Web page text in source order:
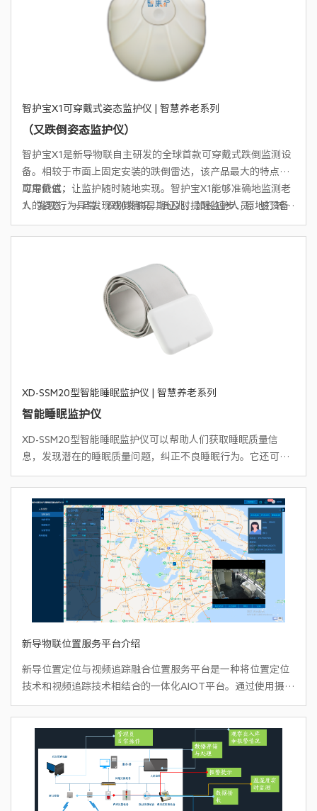
务测评，并结合业务流程，如工单任务执行等情况，给出智能
预警、测评与评价，提高和培养服务人员面向客户的专业能
力。同时，在大量语音数据的基础上，分析长者或客户画像、
积累服务经验、挖掘商业价值，助力企业精准服务。
智护宝X1可穿戴式姿态监护仪 | 智慧养老系列
（又跌倒姿态监护仪）
智护宝X1是新导物联自主研发的全球首款可穿戴式跌倒监测设
备。相较于市面上固定安装的跌倒雷达，该产品最大的特点是
可穿戴式，让监护随时随地实现。智护宝X1能够准确地监测老
人的姿态，一旦发现跌倒情况，会及时提醒监护人员。该设备
结合了先进的传感技术和人工智能算法，能够判断跌倒的类型
和严重程度。同时，智护宝X1还具备定位功能，可以精确确定
简单舒适，具有防水防摔的特性，能够适应日常生活的各种环
境。智护宝X1可穿戴式姿态监护仪，为老人的安全保驾护航。
应用价值：
1、发现行为异常：识别发病早期征兆，如长短步、原地打转等
2、无惧室外走丢：精准定位+电子围栏+零键导航，不用操作
即可安全回家
4、康复训练：三位一体的数字康复，解决康复训练中怕摔不
敢动、训练不得法、状况变化无人懂干预的痛点
5、认知症早筛早发现早预防：通过多维度数据监测，建立个人
健康大模型，实现预防-评估与干预-全程监护-风险管控的全流
XD-SSM20型智能睡眠监护仪 | 智慧养老系列
智能睡眠监护仪
XD-SSM20型智能睡眠监护仪可以帮助人们获取睡眠质量信
息，发现潜在的睡眠质量问题，纠正不良睡眠行为。它还可以
帮助患者尽早发现睡眠障碍引起的疾病问题，及时治疗疾病。
新导物联位置服务平台介绍
新导位置定位与视频追踪融合位置服务平台是一种将位置定位
技术和视频追踪技术相结合的一体化AIOT平台。通过使用摄像
体的位置信息，并将其与视频图像进行结合，实现对目标物体
的追踪和监控。